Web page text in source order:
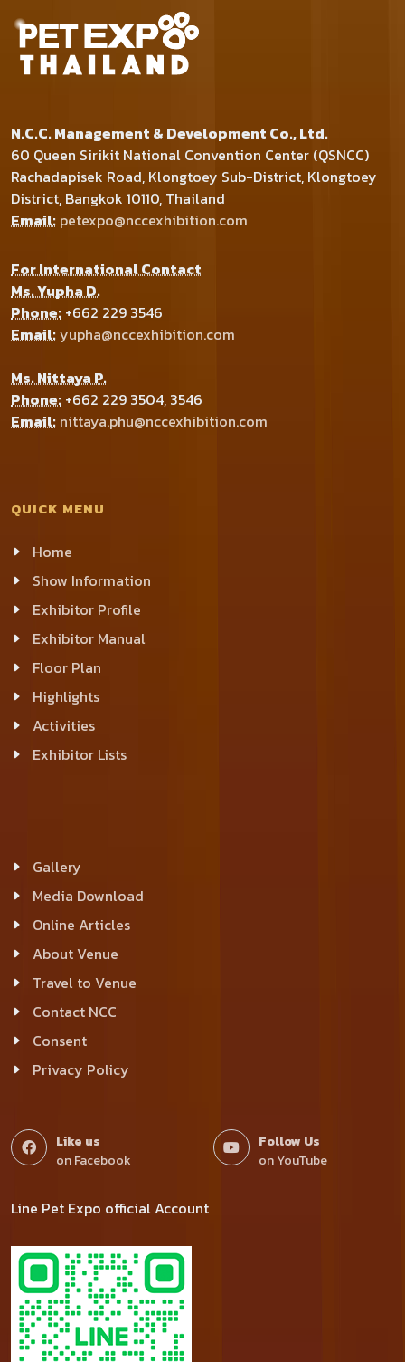
N.C.C. Management & Development Co., Ltd.
60 Queen Sirikit National Convention Center (QSNCC)
Rachadapisek Road, Klongtoey Sub-District, Klongtoey
District, Bangkok 10110, Thailand
Email: petexpo@nccexhibition.com
For International Contact
Ms. Yupha D.
Phone: +662 229 3546
Email:yupha@nccexhibition.com
Ms. Nittaya P.
Phone: +662 229 3504, 3546
Email: nittaya.phu@nccexhibition.com
QUICK MENU
Home
Show Information
Exhibitor Profile
Exhibitor Manual
Floor Plan
Highlights
Activities
Exhibitor Lists
Gallery
Media Download
Online Articles
About Venue
Travel to Venue
Contact NCC
Consent
Privacy Policy
Like us
on Facebook
Follow Us
on YouTube
Line Pet Expo official Account